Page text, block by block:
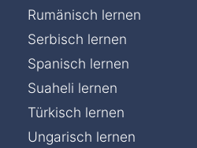
Rumänisch lernen
Serbisch lernen
Spanisch lernen
Suaheli lernen
Türkisch lernen
Ungarisch lernen